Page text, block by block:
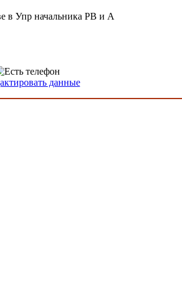
в Упр начальника РВ и А
данные